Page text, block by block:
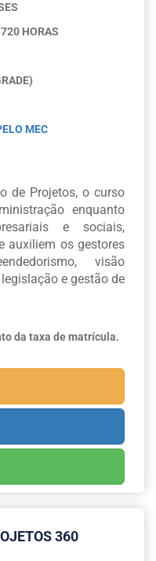
720 HORAS
MEC
de Projetos, o curso
enquanto
e sociais,
auxiliem os gestores
visão
e gestão de
da taxa de matrícula.
360